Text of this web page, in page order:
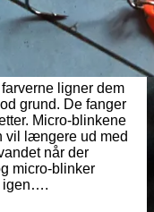
ligner dem
grund. De fanger
Micro-blinkene
vil længere ud med
når der
micro-blinker
igen….